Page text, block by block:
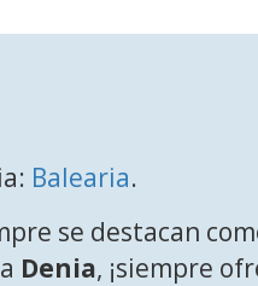
Balearia.
se destacan
Denia, ¡siempre